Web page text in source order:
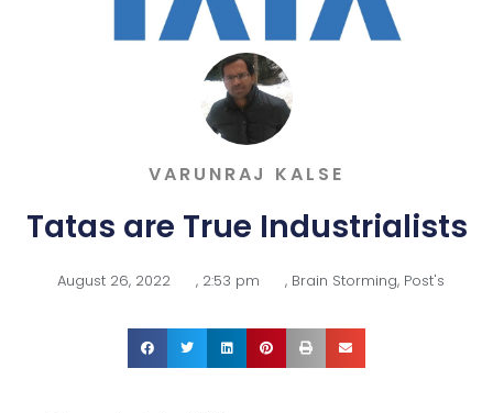
VARUNRAJ KALSE
Tatas are True Industrialists
August 26, 2022 , 2:53 pm , Brain Storming, Post's